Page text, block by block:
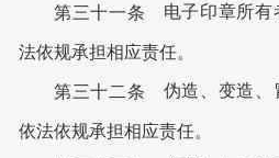
第三十一条 电子印章所有
法依规承担相应责任。
第三十二条 伪造、变造、
依法依规承担相应责任。